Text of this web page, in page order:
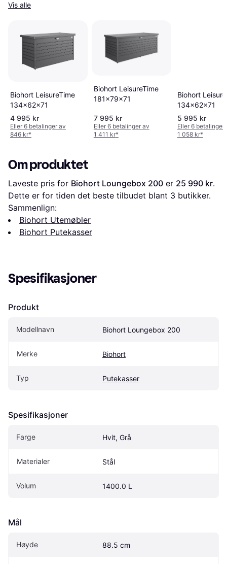
Vis alle
Biohort LeisureTime
134x62x71
4 995 kr
Eller 6 betalinger av
846 kr*
Biohort LeisureTime
181x79x71
7 995 kr
Eller 6 betalinger av
1 411 kr*
Biohort
134x62x71
5 995 kr
Eller 6 betalinger
1 058 kr*
Om produktet
Laveste pris for Biohort Loungebox 200 er 25 990 kr.
Dette er for tiden det beste tilbudet blant 3 butikker.
Sammenlign:
Biohort Utemøbler
Biohort Putekasser
Spesifikasjoner
Produkt
Modellnavn Biohort Loungebox 200
Merke Biohort
Typ Putekasser
Spesifikasjoner
Farge Hvit, Grå
Materialer Stål
Volum 1400.0 L
Mål
Høyde 88.5 cm